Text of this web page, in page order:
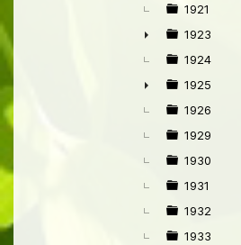
1921
►
1923
1924
►
1925
1926
1929
1930
1931
1932
1933